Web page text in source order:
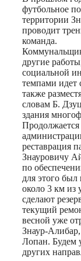
футбольное
территории
проводит
команда.
другие
социальной
темпами идет
также
словам Б.
здания
реставрация
Знауровичу
по
для этого
около 3 км из
сделают
текущий
весной уже
Знаур-
Лопан. Будем
других